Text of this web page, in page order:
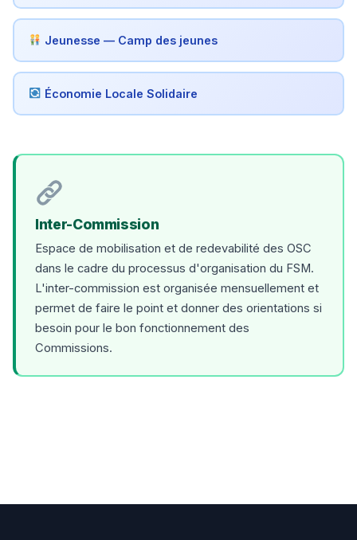
Jeunesse — Camp des jeunes
Économie Locale Solidaire
Inter-Commission
Espace de mobilisation et de redevabilité des OSC
dans le cadre du processus d'organisation du FSM.
L'inter-commission est organisée mensuellement et
permet de faire le point et donner des orientations si
besoin pour le bon fonctionnement des
Commissions.